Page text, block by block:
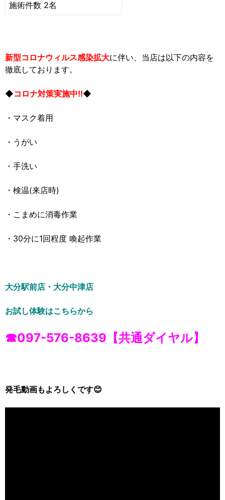
施術件数 2名
新型コロナウィルス感染拡大に伴い、当店は以下の内容を
徹底しております。
◆コロナ対策実施中!!◆
・マスク着用
・うがい
・手洗い
・検温(来店時)
・こまめに消毒作業
・30分に1回程度 喚起作業
大分駅前店・大分中津店
お試し体験はこちらから
☎097-576-8639【共通ダイヤル】
発毛動画もよろしくです😊